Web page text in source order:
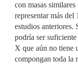
con masas
representar más del
estudios anteriores.
podría ser
X que aún no tiene
compongan toda la